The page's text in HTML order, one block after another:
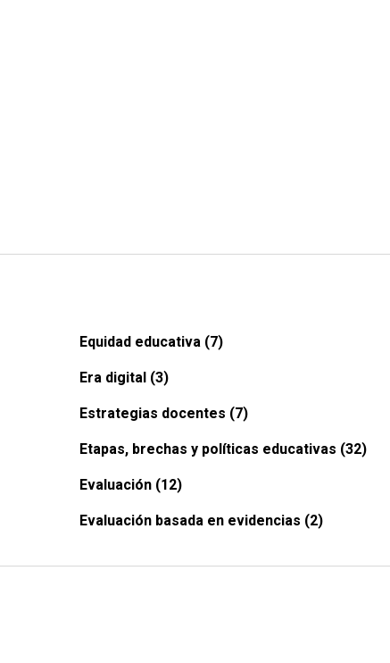
Equidad educativa (7)
Era digital (3)
Estrategias docentes (7)
Etapas, brechas y políticas educativas (32)
Evaluación (12)
Evaluación basada en evidencias (2)